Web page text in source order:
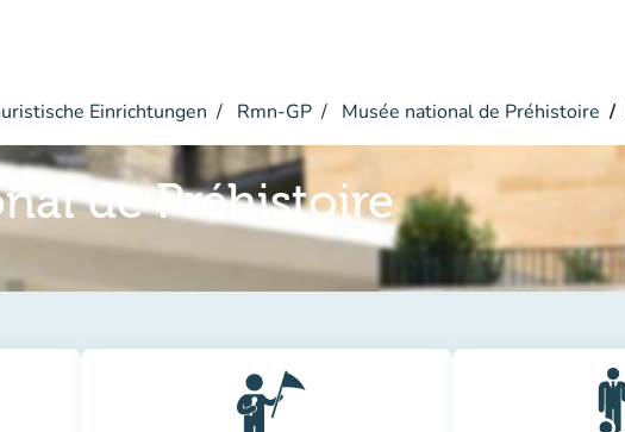
Einrichtungen Rmn-GP Musée national de Préhistoire
de Préhistoire